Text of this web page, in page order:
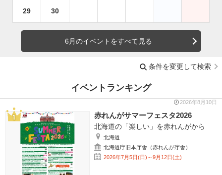
29 30
6月のイベントをすべて見る
条件を変更して検索
イベントランキング
2026年8月10日
赤れんがサマーフェスタ2026
北海道の「楽しい」を赤れんがから
北海道
北海道庁旧本庁舎（赤れんが庁舎）
2026年7月5日(日)～9月12日(土)